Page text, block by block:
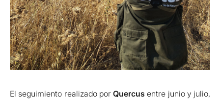
El seguimiento realizado por Quercus entre junio y julio,